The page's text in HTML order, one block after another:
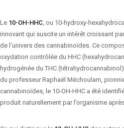
Le 10-OH-HHC, ou 10-hydroxy-
innovant qui suscite un intérêt croissant
de l’univers des cannabinoïdes. Ce
oxydation contrôlée du HHC
hydrogénée du THC
du professeur Raphaël Méchoulam,
cannabinoïdes, le 10-OH-HHC a été
produit naturellement par l’organisme